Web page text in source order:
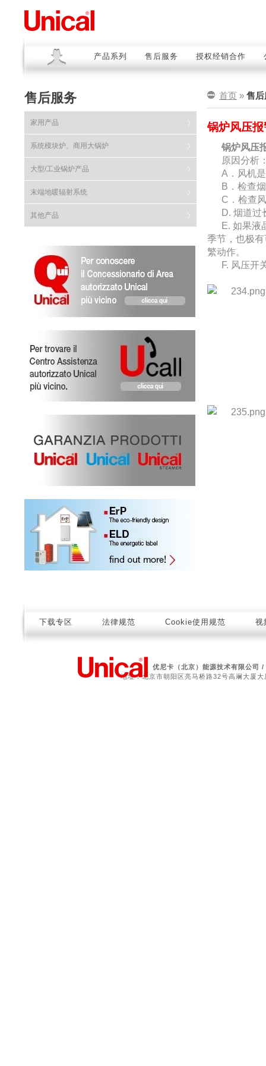
产品系列 售后服务 授权经销合作
售后服务
家用产品
系统模块炉、商用大锅炉
大型/工业锅炉产品
末端地暖辐射系统
其他产品
首页 » 售后
锅炉风压
锅炉风压
原因分析
A ．风机
B ．检查
C ．检查
D. 烟道过
E. 如果液
季节，也极
繁动作。
F. 风压开
下载专区 法律规范 Cookie使用规范 视
优尼卡（北京）能源技术有限公司
地址：北京市朝阳区亮马桥路32号高斓大